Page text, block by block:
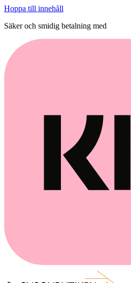
Hoppa till innehåll
Säker och smidig betalning med